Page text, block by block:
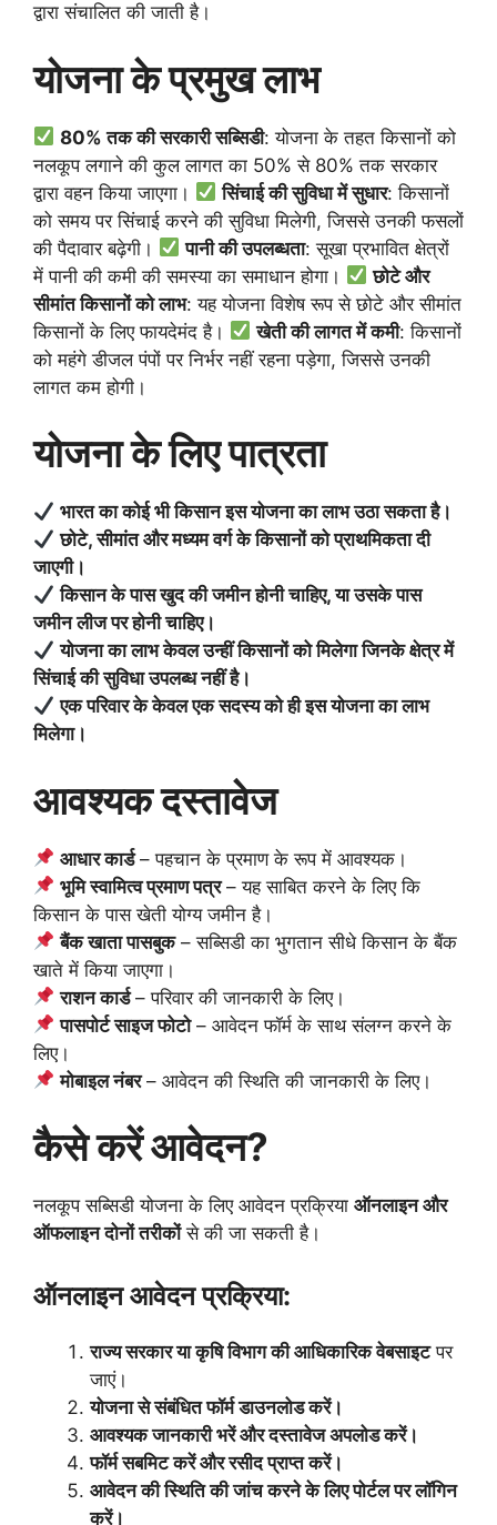
द्वारा संचालित की जाती है।
योजना के प्रमुख लाभ
80% तक की सरकारी सब्सिडी: योजना के तहत किसानों को
नलकूप लगाने की कुल लागत का 50% से 80% तक सरकार
द्वारा वहन किया जाएगा।
सिंचाई की सुविधा में सुधार: किसानों
को समय पर सिंचाई करने की सुविधा मिलेगी, जिससे उनकी फसलों
की पैदावार बढ़ेगी।
पानी की उपलब्धता: सूखा प्रभावित क्षेत्रों
में पानी की कमी की समस्या का समाधान होगा।
छोटे और
सीमांत किसानों को लाभ: यह योजना विशेष रूप से छोटे और सीमांत
किसानों के लिए फायदेमंद है।
खेती की लागत में कमी: किसानों
को महंगे डीजल पंपों पर निर्भर नहीं रहना पड़ेगा, जिससे उनकी
लागत कम होगी।
योजना के लिए पात्रता
भारत का कोई भी किसान इस योजना का लाभ उठा सकता है।
छोटे, सीमांत और मध्यम वर्ग के किसानों को प्राथमिकता दी
जाएगी।
किसान के पास खुद की जमीन होनी चाहिए, या उसके पास
जमीन लीज पर होनी चाहिए।
योजना का लाभ केवल उन्हीं किसानों को मिलेगा जिनके क्षेत्र में
सिंचाई की सुविधा उपलब्ध नहीं है।
एक परिवार के केवल एक सदस्य को ही इस योजना का लाभ
मिलेगा।
आवश्यक दस्तावेज
आधार कार्ड– पहचान के प्रमाण के रूप में आवश्यक।
भूमि स्वामित्व प्रमाण पत्र– यह साबित करने के लिए कि
किसान के पास खेती योग्य जमीन है।
बैंक खाता पासबुक– सब्सिडी का भुगतान सीधे किसान के बैंक
खाते में किया जाएगा।
राशन कार्ड– परिवार की जानकारी के लिए।
पासपोर्ट साइज फोटो– आवेदन फॉर्म के साथ संलग्न करने के
लिए।
मोबाइल नंबर– आवेदन की स्थिति की जानकारी के लिए।
कैसे करें आवेदन?
नलकूप सब्सिडी योजना के लिए आवेदन प्रक्रिया ऑनलाइन और
ऑफलाइन दोनों तरीकोंसे की जा सकती है।
ऑनलाइन आवेदन प्रक्रिया:
राज्य सरकार या कृषि विभाग की आधिकारिक वेबसाइटपर
जाएं।
योजना से संबंधित फॉर्म डाउनलोड करें।
आवश्यक जानकारी भरें और दस्तावेज अपलोड करें।
फॉर्म सबमिट करें और रसीद प्राप्त करें।
आवेदन की स्थिति की जांच करने के लिए पोर्टल पर लॉगिन
करें।